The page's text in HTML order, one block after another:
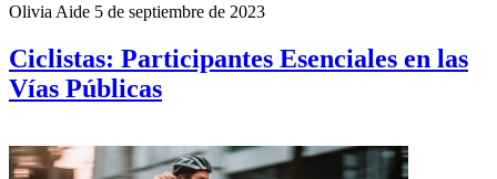
Olivia Aide 5 de septiembre de 2023
Ciclistas: Participantes Esenciales en las
Vías Públicas